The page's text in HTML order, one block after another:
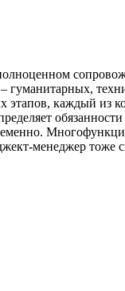
гуманитарных,
этапов, каждый из
менеджер тоже